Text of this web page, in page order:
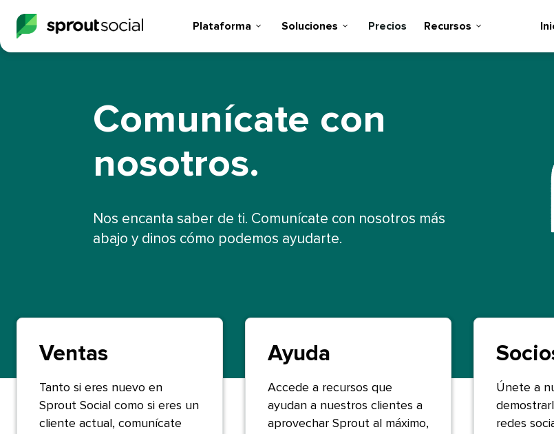
Plataforma​​ Soluciones​​ Precios​​ Recursos​​
Comunícate con
nosotros.​​
Nos encanta saber de ti. Comunícate con nosotros más
abajo y dinos cómo podemos ayudarte.​​
Ventas​​
Tanto si eres nuevo en
Sprout Social como si eres un
cliente actual, comunícate
Ayuda​​
Accede a recursos que
ayudan a nuestros clientes a
aprovechar Sprout al máximo,
Únete a
redes